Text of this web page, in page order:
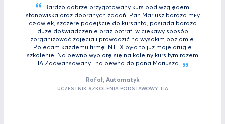
Bardzo dobrze przygotowany kurs pod względem
stanowiska oraz dobranych zadań. Pan Mariusz bardzo miły
człowiek, szczere podejście do kursanta, posiada bardzo
duże doświadczenie oraz potrafi w ciekawy sposób
zorganizować zajęcia i prowadzić na wysokim poziomie.
Polecam każdemu firmę INTEX było to już moje drugie
szkolenie. Na pewno wybiorę się na kolejny kurs tym razem
TIA Zaawansowany i na pewno do pana Mariusza.
Rafał, Automatyk
UCZESTNIK SZKOLENIA PODSTAWOWY TIA